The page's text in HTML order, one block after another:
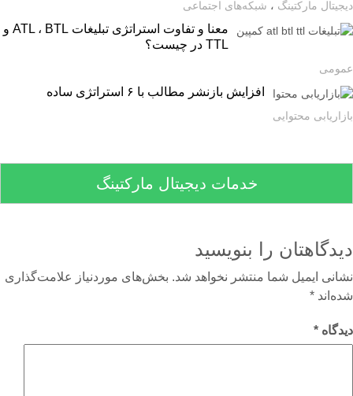
مارکتینگ،شبکه‌های اجتماعی
معنا و تفاوت استراتژی تبلیغات ATL ، BTL و
TTL در چیست؟
افزایش بازنشر مطالب با ۶ استراتژی ساده
محتوایی
خدمات دیجیتال مارکتینگ
را بنویسید
ایمیل شما منتشر نخواهد شد. بخش‌های موردنیاز علامت‌گذاری
*
*